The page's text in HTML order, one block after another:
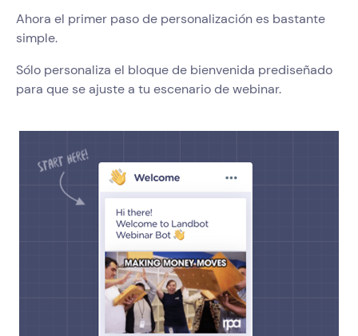
Ahora el primer paso de personalización es bastante
simple.
Sólo personaliza el bloque de bienvenida prediseñado
para que se ajuste a tu escenario de webinar.